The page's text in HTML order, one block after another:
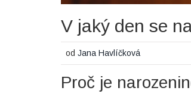
V jaký den se
odJana Havlíčková
Proč je